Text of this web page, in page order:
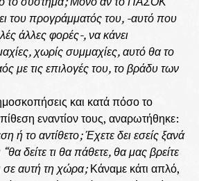
του προγράμματός του, -αυτό που
άλλες φορές-, να κάνει
χωρίς συμμαχίες, αυτό θα το
με τις επιλογές του, το βράδυ των
και κατά πόσο το
εναντίον τους, αναρωτήθηκε:
ή το αντίθετο;Έχετε δει εσείς ξανά
δείτε τι θα πάθετε, θα μας βρείτε
σε αυτή τη χώρα;Κάναμε κάτι απλό,